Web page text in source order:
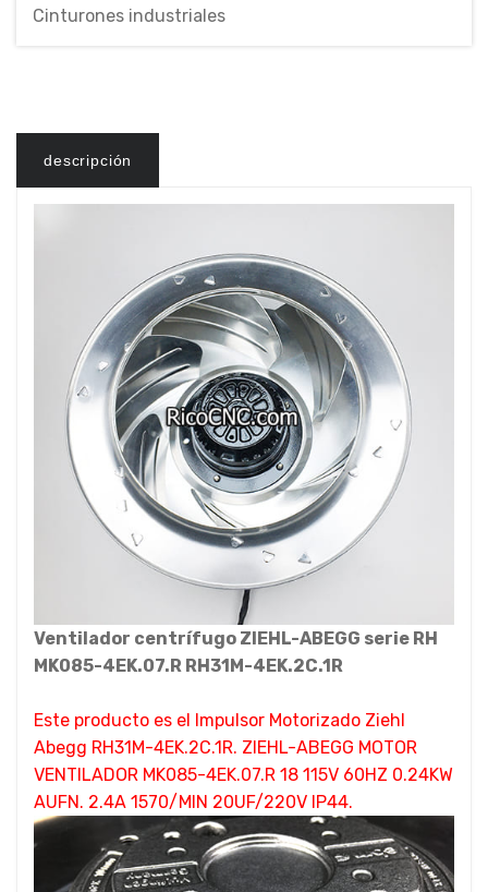
Cinturones industriales
descripción
Ventilador centrífugo ZIEHL-ABEGG serie RH
MK085-4EK.07.R RH31M-4EK.2C.1R
Este producto es el Impulsor Motorizado Ziehl
Abegg RH31M-4EK.2C.1R. ZIEHL-ABEGG MOTOR
VENTILADOR MK085-4EK.07.R 18 115V 60HZ 0.24KW
AUFN. 2.4A 1570/MIN 20UF/220V IP44.